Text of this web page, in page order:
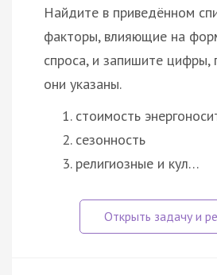
Найдите в приведённом
факторы, влияющие на
спроса, и запишите
они указаны.
стоимость
сезонность
религиозные и кул…